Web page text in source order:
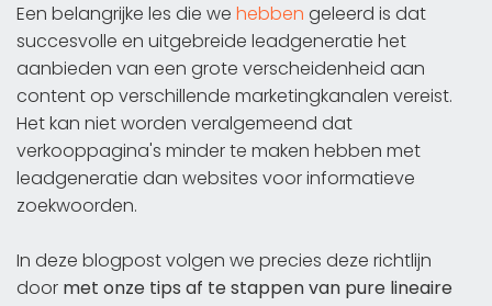
Een belangrijke les die we hebben geleerd is dat
succesvolle en uitgebreide leadgeneratie het
aanbieden van een grote verscheidenheid aan
content op verschillende marketingkanalen vereist.
Het kan niet worden veralgemeend dat
verkooppagina's minder te maken hebben met
leadgeneratie dan websites voor informatieve
zoekwoorden.
In deze blogpost volgen we precies deze richtlijn
door met onze tips af te stappen van pure lineaire